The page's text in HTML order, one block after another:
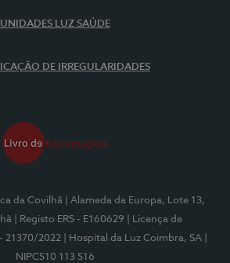
UNIDADES LUZ SAÚDE
DE IRREGULARIDADES
da Covilhã
| Alameda da Europa, Lote 13,
| Registo ERS - E160629
| Licença de
21370/2022
| Hospital da Luz Coimbra, SA
NIPC510 113 516